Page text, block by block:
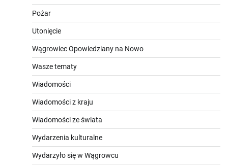
Pożar
Utonięcie
Wągrowiec Opowiedziany na Nowo
Wasze tematy
Wiadomości
Wiadomości z kraju
Wiadomości ze świata
Wydarzenia kulturalne
Wydarzyło się w Wągrowcu